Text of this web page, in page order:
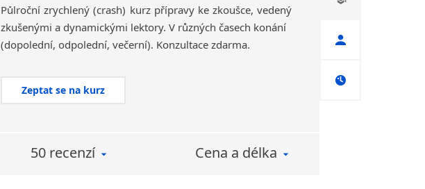
Půlroční zrychlený (crash) kurz přípravy ke zkoušce, vedený
zkušenými a dynamickými lektory. V různých časech konání
(dopolední, odpolední, večerní). Konzultace zdarma.
Zeptat se na kurz
50 recenzí Cena a délka